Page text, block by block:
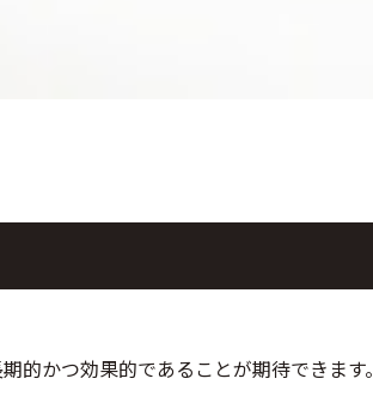
的かつ効果的であることが期待できます。